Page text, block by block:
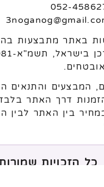
באתר מתבצעות
המבצעים והתנאים
דרך האתר
בין האתר לבין
כל הזכויות